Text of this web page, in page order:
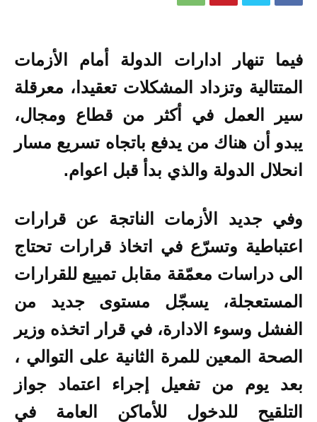
فيما تنهار ادارات الدولة أمام الأزمات
المتتالية وتزداد المشكلات تعقيدا، معرقلة
سير العمل في أكثر من قطاع ومجال،
يبدو أن هناك من يدفع باتجاه تسريع مسار
انحلال الدولة والذي بدأ قبل اعوام.
وفي جديد الأزمات الناتجة عن قرارات
اعتباطية وتسرّع في اتخاذ قرارات تحتاج
الى دراسات معمّقة مقابل تمييع للقرارات
المستعجلة، يسجّل مستوى جديد من
الفشل وسوء الادارة، في قرار اتخذه وزير
الصحة المعين للمرة الثانية على التوالي ،
بعد يوم من تفعيل إجراء اعتماد جواز
التلقيح للدخول للأماكن العامة في